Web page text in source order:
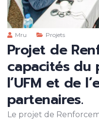
Mru Projets
Projet de
capacités du
l’UFM et de
partenaires.
Le projet de